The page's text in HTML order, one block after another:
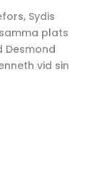
Sydis
plats
Desmond
vid sin